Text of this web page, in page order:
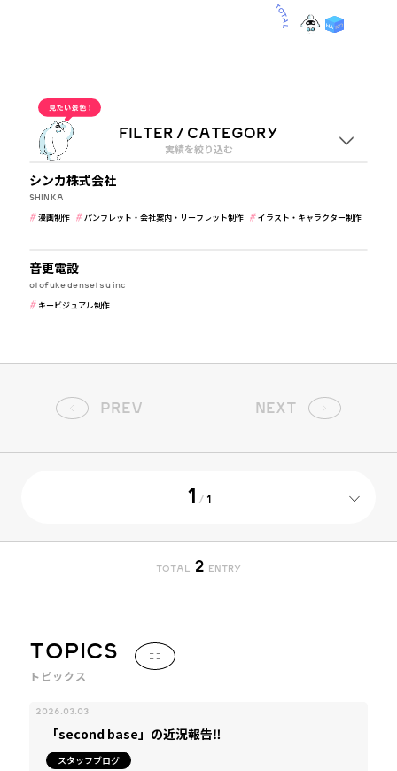
FILTER / CATEGORY
実績を絞り込む
メーカー・製造業
シンカ株式会社
SHINKA
漫画制作 パンフレット・会社案内・リーフレット制作
イラスト・キャラクター制作
音更電設
otofuke densetsu inc
キービジュアル制作
PREV
1 / 1
NEXT
TOTAL 2 ENTRY
TOPICS
トピックス
2026.03.03
「second base」の近況報告‼
スタッフブログ